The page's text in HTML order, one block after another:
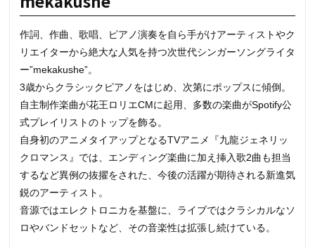
作詞、作曲、歌唱、ピアノ演奏を自ら手がけアーティストやク
リエイターから絶大な人気を持つ次世代シンガーソングライタ
ー”mekakushe”。
3歳からクラシックピアノをはじめ、次第にポップスに傾倒。
自主制作楽曲が花王ロリエCMに起用、多数の楽曲がSpotify公
式プレイリストのトップを飾る。
自身初のアニメタイアップとなるTVアニメ『九龍ジェネリッ
クロマンス』では、エンディング楽曲に加え挿入歌2曲も担当
するなど異例の抜擢をされた、今後の活躍が期待される新進気
鋭のアーティスト。
音源ではエレクトロニカを基盤に、ライブではクラシカルなソ
ロやバンドセットなど、その音楽性は拡張し続けている。